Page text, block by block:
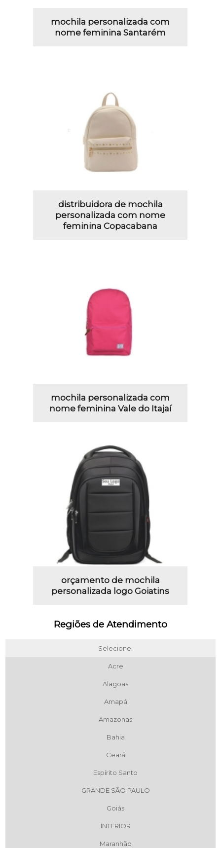
mochila personalizada com
nome feminina Santarém
distribuidora de mochila
personalizada com nome
feminina Copacabana
mochila personalizada com
nome feminina Vale do Itajaí
orçamento de mochila
personalizada logo Goiatins
Regiões de Atendimento
Selecione:
Acre
Alagoas
Amapá
Amazonas
Bahia
Ceará
Espírito Santo
GRANDE SÃO PAULO
Goiás
INTERIOR
Maranhão